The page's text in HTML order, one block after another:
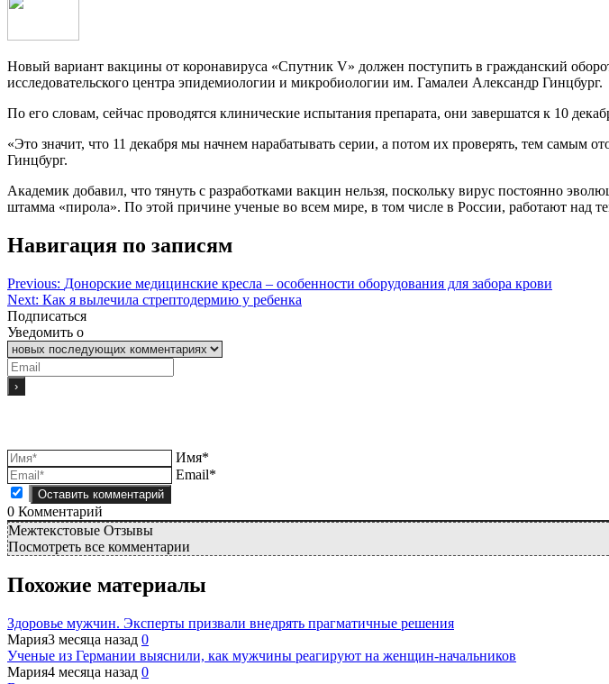
Новый вариант вакцины от коронавируса «Спутник V» должен поступить в гражданский
исследовательского центра эпидемиологии и микробиологии им. Гамалеи Александр Гинцбург.
По его словам, сейчас проводятся клинические испытания препарата, они завершатся к 10
«Это значит, что 11 декабря мы начнем нарабатывать серии, а потом их проверять, тем самым
Гинцбург.
Академик добавил, что тянуть с разработками вакцин нельзя, поскольку вирус постоянно
штамма «пирола». По этой причине ученые во всем мире, в том числе в России, работают над
Навигация по записям
Previous: Донорские медицинские кресла – особенности оборудования для забора крови
Next: Как я вылечила стрептодермию у ребенка
Подписаться
Уведомить о
Имя*
Email*
0 Комментарий
Межтекстовые Отзывы
Посмотреть все комментарии
Похожие материалы
Здоровье мужчин. Эксперты призвали внедрять прагматичные решения
Мария3 месяца назад 0
Ученые из Германии выяснили, как мужчины реагируют на женщин-начальников
Мария4 месяца назад 0